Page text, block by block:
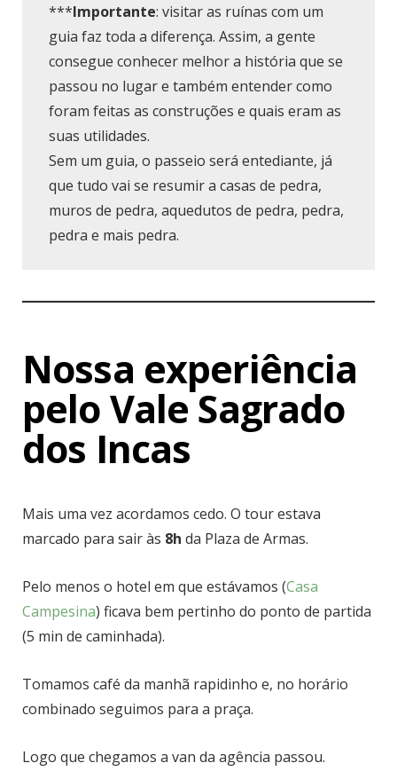
***Importante: visitar as ruínas com um
guia faz toda a diferença. Assim, a gente
consegue conhecer melhor a história que se
passou no lugar e também entender como
foram feitas as construções e quais eram as
suas utilidades.
Sem um guia, o passeio será entediante, já
que tudo vai se resumir a casas de pedra,
muros de pedra, aquedutos de pedra, pedra,
pedra e mais pedra.
Nossa experiência
pelo Vale Sagrado
dos Incas
Mais uma vez acordamos cedo. O tour estava
marcado para sair às 8h da Plaza de Armas.
Pelo menos o hotel em que estávamos (Casa
Campesina) ficava bem pertinho do ponto de partida
(5 min de caminhada).
Tomamos café da manhã rapidinho e, no horário
combinado seguimos para a praça.
Logo que chegamos a van da agência passou.